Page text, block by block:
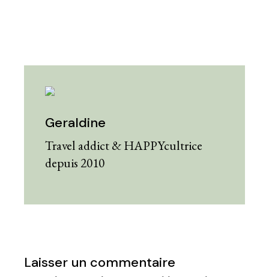
Geraldine
Travel addict & HAPPYcultrice
depuis 2010
Laisser un commentaire